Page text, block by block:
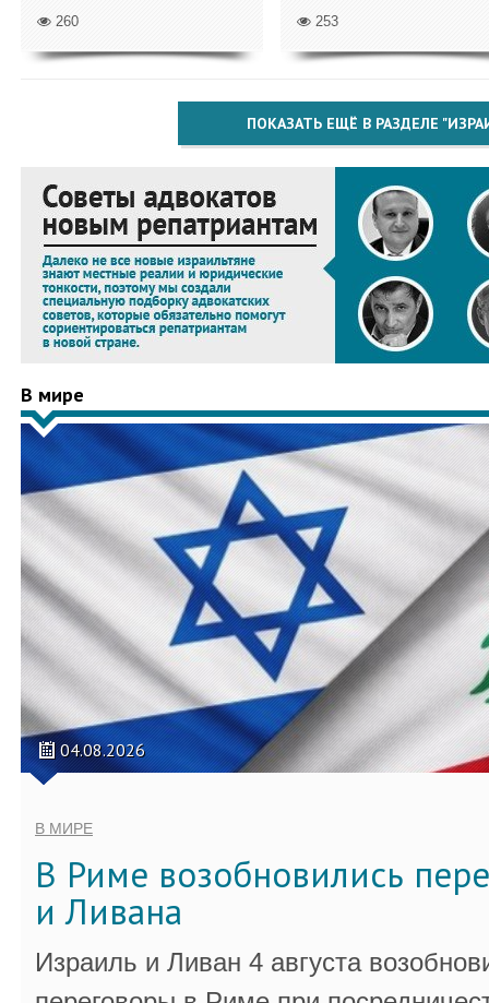
260 253
ПОКАЗАТЬ ЕЩЁ В РАЗДЕЛЕ
В мире
04.08.2026
В МИРЕ
В Риме возобновились
и Ливана
Израиль и Ливан 4 августа